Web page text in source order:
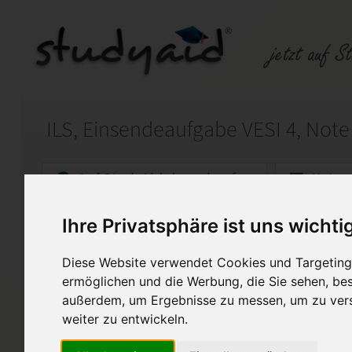
Ihre Privatsphäre ist uns
Diese Website verwendet Cookies und
ermöglichen und die Werbung, die Sie sehen,
außerdem, um Ergebnisse zu messen, um zu
weiter zu entwickeln.
ILS, Einsendeaufgabe VESI 4,
Auf StudyAid.de verkaufen
Startseite Sonstiges
Vermögensversicherung
Vesi 4 XX1 A09
Note 1